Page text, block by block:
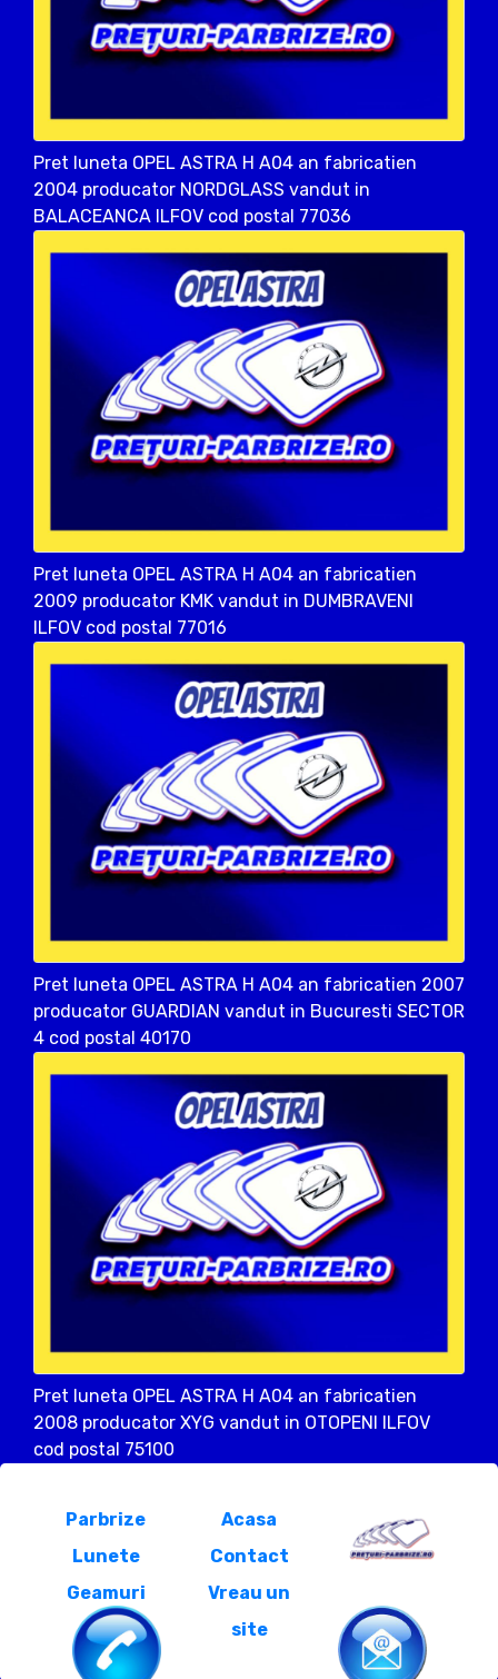
Pret luneta OPEL ASTRA H A04 an fabricatien
2004 producator NORDGLASS vandut in
BALACEANCA ILFOV cod postal 77036
Pret luneta OPEL ASTRA H A04 an fabricatien
2009 producator KMK vandut in DUMBRAVENI
ILFOV cod postal 77016
Pret luneta OPEL ASTRA H A04 an fabricatien 2007
producator GUARDIAN vandut in Bucuresti SECTOR
4 cod postal 40170
Pret luneta OPEL ASTRA H A04 an fabricatien
2008 producator XYG vandut in OTOPENI ILFOV
cod postal 75100
Parbrize
Lunete
Geamuri
Acasa
Contact
Vreau un
site